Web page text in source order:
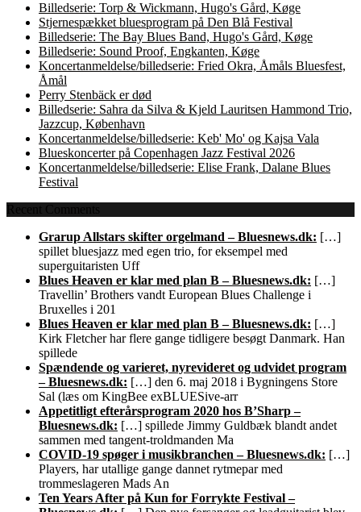
Billedserie: Torp & Wickmann, Hugo's Gård, Køge
Stjernespækket bluesprogram på Den Blå Festival
Billedserie: The Bay Blues Band, Hugo's Gård, Køge
Billedserie: Sound Proof, Engkanten, Køge
Koncertanmeldelse/billedserie: Fried Okra, Åmåls Bluesfest,
Åmål
Perry Stenbäck er død
Billedserie: Sahra da Silva & Kjeld Lauritsen Hammond Trio,
Jazzcup, København
Koncertanmeldelse/billedserie: Keb' Mo' og Kajsa Vala
Blueskoncerter på Copenhagen Jazz Festival 2026
Koncertanmeldelse/billedserie: Elise Frank, Dalane Blues
Festival
Recent Comments
Grarup Allstars skifter orgelmand – Bluesnews.dk: […]
spillet bluesjazz med egen trio, for eksempel med
superguitaristen Uff
Blues Heaven er klar med plan B – Bluesnews.dk: […]
Travellin’ Brothers vandt European Blues Challenge i
Bruxelles i 201
Blues Heaven er klar med plan B – Bluesnews.dk: […]
Kirk Fletcher har flere gange tidligere besøgt Danmark. Han
spillede
Spændende og varieret, nyrevideret og udvidet program
– Bluesnews.dk: […] den 6. maj 2018 i Bygningens Store
Sal (læs om KingBee exBLUESive-arr
Appetitligt efterårsprogram 2020 hos B’Sharp –
Bluesnews.dk: […] spillede Jimmy Guldbæk blandt andet
sammen med tangent-troldmanden Ma
COVID-19 spøger i musikbranchen – Bluesnews.dk: […]
Players, har utallige gange dannet rytmepar med
trommeslageren Mads An
Ten Years After på Kun for Forrykte Festival –